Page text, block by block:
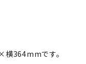
364mmです。